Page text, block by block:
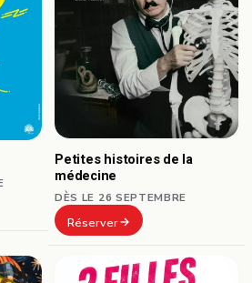
Petites histoires de la
médecine
DÈS LE 26 SEPTEMBRE
Réserver